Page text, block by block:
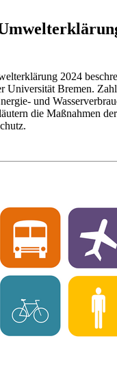
2024
Universität Bremen.
und
die Maßnahmen